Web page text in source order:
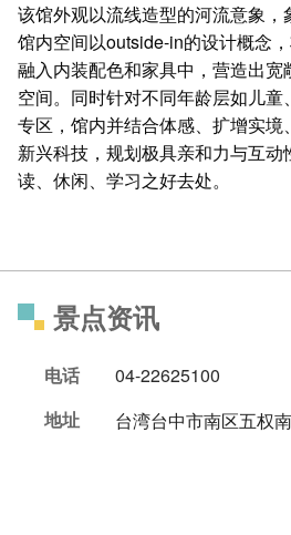
该馆外观以流线造型的河流意象，
馆内空间以outside-in的设计概念
融入内装配色和家具中，营造出
空间。同时针对不同年龄层如儿
专区，馆内并结合体感、扩增实
新兴科技，规划极具亲和力与互
读、休闲、学习之好去处。
景点资讯
电话
04-22625100
地址
台湾台中市南区五权